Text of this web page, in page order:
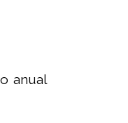
anual